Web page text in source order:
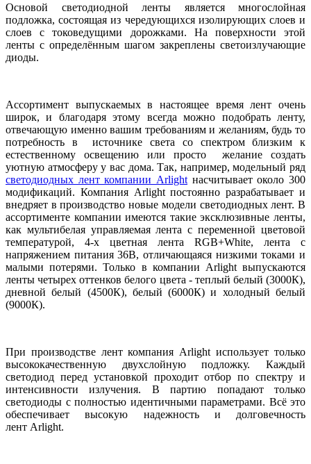
Основой светодиодной ленты является многослойная
подложка, состоящая из чередующихся изолирующих слоев и
слоев с токоведущими дорожками. На поверхности этой
ленты с определённым шагом закреплены светоизлучающие
диоды.
Ассортимент выпускаемых в настоящее время лент очень
широк, и благодаря этому всегда можно подобрать ленту,
отвечающую именно вашим требованиям и желаниям, будь то
потребность в источнике света со спектром близким к
естественному освещению или просто желание создать
уютную атмосферу у вас дома. Так, например, модельный ряд
светодиодных лент компании Arlight насчитывает около 300
модификаций. Компания Arlight постоянно разрабатывает и
внедряет в производство новые модели светодиодных лент. В
ассортименте компании имеются такие эксклюзивные ленты,
как мультибелая управляемая лента с переменной цветовой
температурой, 4-х цветная лента RGB+White, лента с
напряжением питания 36В, отличающаяся низкими токами и
малыми потерями. Только в компании Arlight выпускаются
ленты четырех оттенков белого цвета - теплый белый (3000К),
дневной белый (4500К), белый (6000К) и холодный белый
(9000К).
При производстве лент компания Arlight использует только
высококачественную двухслойную подложку. Каждый
светодиод перед установкой проходит отбор по спектру и
интенсивности излучения. В партию попадают только
светодиоды с полностью идентичными параметрами. Всё это
обеспечивает высокую надежность и долговечность
лент Arlight.